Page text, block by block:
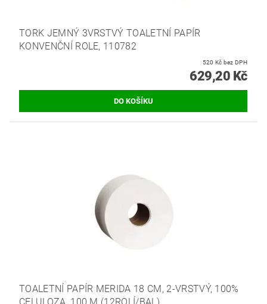
TORK JEMNÝ 3VRSTVÝ TOALETNÍ PAPÍR
KONVENČNÍ ROLE, 110782
520 Kč bez DPH
629,20 Kč
TOALETNÍ PAPÍR MERIDA 18 CM, 2-VRSTVÝ, 100%